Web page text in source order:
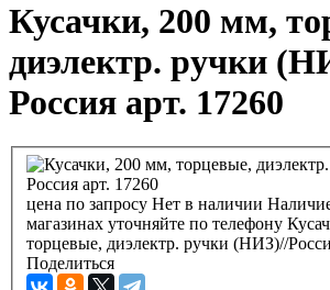
Кусачки, 200 мм,
диэлектр. ручки
Россия арт. 17260
цена по запросу Нет в наличии
магазинах уточняйте по телефону
торцевые, диэлектр. ручки (НИЗ)//
Поделиться